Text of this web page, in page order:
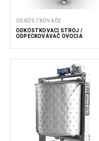
ODKÔSTKOVAČE
ODKÔSTKOVACÍ STROJ /
ODPECKOVÁVAČ OVOCIA